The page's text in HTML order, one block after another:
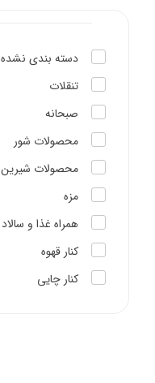
دسته بندی نشده
تنقلات
صبحانه
محصولات شور
محصولات شیرین
مزه
همراه غذا و سالاد
کنار قهوه
کنار چایی